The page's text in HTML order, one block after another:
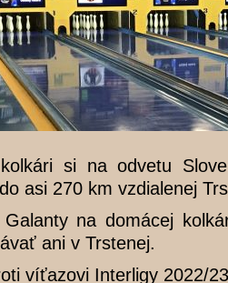
si na odvetu
asi 270 km vzdialenej
na domácej
ani v Trstenej.
víťazovi Interligy 2022/